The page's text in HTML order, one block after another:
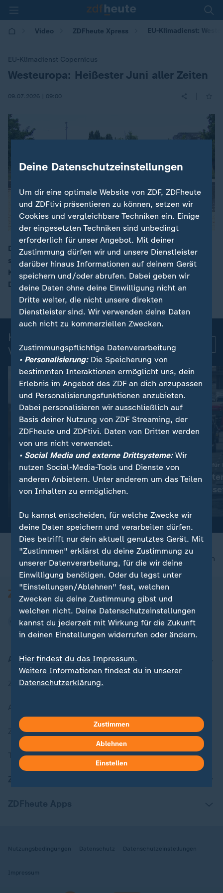
Video ZDFheute Xpress EU-Klimadienst:
EU-Klimadienst Copernicus
:
Westeuropa: Heißester Juni aller Zeiten
09.07.2026 | 09:00
00:07
Der vergangene Juni war in Westeuropa der heißeste
seit Beginn der Wetteraufzeichnungen. Laut EU-
Klimadienst Copernicus lag die
Durchschnittstemperatur bei 20,74 Grad.
Kurznachrichten: Aktuelle
Videos
Verteidigung gegen Russland :
"Selenskyj setzt vor allen
Dingen auf die USA"
Sonntagsfahrverbot für
verteidigt
nach oben
Aktuell bei ZDFheute
Zuletzt veröffentlicht
ZDFheute Stories
Themen im Überblick
Nutzungsbedingungen Datenschutz Datenschutzeinstellungen
Impressum
Deine Datenschutzeinstellungen
Um dir eine optimale Website von ZDF, ZDFheute
und ZDFtivi präsentieren zu können, setzen wir
Cookies und vergleichbare Techniken ein. Einige
der eingesetzten Techniken sind unbedingt
erforderlich für unser Angebot. Mit deiner
Zustimmung dürfen wir und unsere Dienstleister
darüber hinaus Informationen auf deinem Gerät
speichern und/oder abrufen. Dabei geben wir
deine Daten ohne deine Einwilligung nicht an
Dritte weiter, die nicht unsere direkten
Dienstleister sind. Wir verwenden deine Daten
auch nicht zu kommerziellen Zwecken.
Zustimmungspflichtige Datenverarbeitung
• Personalisierung:Die Speicherung von
bestimmten Interaktionen ermöglicht uns, dein
Erlebnis im Angebot des ZDF an dich anzupassen
und Personalisierungsfunktionen anzubieten.
Dabei personalisieren wir ausschließlich auf
Basis deiner Nutzung von ZDF Streaming, der
ZDFheute und ZDFtivi. Daten von Dritten werden
von uns nicht verwendet.
• Social Media und externe Drittsysteme:Wir
nutzen Social-Media-Tools und Dienste von
anderen Anbietern. Unter anderem um das Teilen
von Inhalten zu ermöglichen.
Du kannst entscheiden, für welche Zwecke wir
deine Daten speichern und verarbeiten dürfen.
Dies betrifft nur dein aktuell genutztes Gerät. Mit
"Zustimmen" erklärst du deine Zustimmung zu
unserer Datenverarbeitung, für die wir deine
Einwilligung benötigen. Oder du legst unter
"Einstellungen/Ablehnen" fest, welchen
Zwecken du deine Zustimmung gibst und
welchen nicht. Deine Datenschutzeinstellungen
kannst du jederzeit mit Wirkung für die Zukunft
in deinen Einstellungen widerrufen oder ändern.
Hier findest du das Impressum.
Weitere Informationen findest du in unserer
Datenschutzerklärung.
Zustimmen
Ablehnen
Einstellen